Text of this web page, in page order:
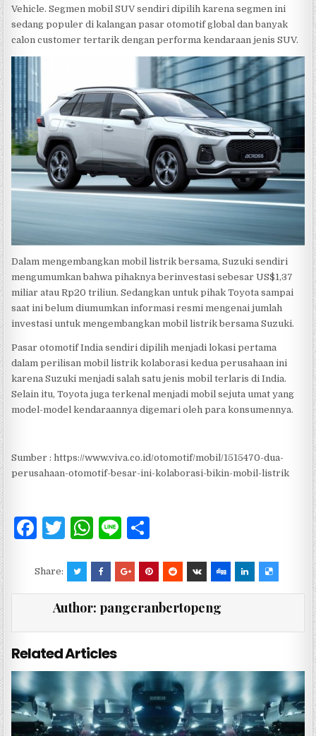
Vehicle. Segmen mobil SUV sendiri dipilih karena segmen ini
sedang populer di kalangan pasar otomotif global dan banyak
calon customer tertarik dengan performa kendaraan jenis SUV.
Dalam mengembangkan mobil listrik bersama, Suzuki sendiri
mengumumkan bahwa pihaknya berinvestasi sebesar US$1,37
miliar atau Rp20 triliun. Sedangkan untuk pihak Toyota sampai
saat ini belum diumumkan informasi resmi mengenai jumlah
investasi untuk mengembangkan mobil listrik bersama Suzuki.
Pasar otomotif India sendiri dipilih menjadi lokasi pertama
dalam perilisan mobil listrik kolaborasi kedua perusahaan ini
karena Suzuki menjadi salah satu jenis mobil terlaris di India.
Selain itu, Toyota juga terkenal menjadi mobil sejuta umat yang
model-model kendaraannya digemari oleh para konsumennya.
Sumber : https://www.viva.co.id/otomotif/mobil/1515470-dua-
perusahaan-otomotif-besar-ini-kolaborasi-bikin-mobil-listrik
F
c
e
o
o
k
T
it
te
r
W
at
s
A
p
p
Li
e
ar
e
Share:
Author: pangeranbertopeng
Related Articles